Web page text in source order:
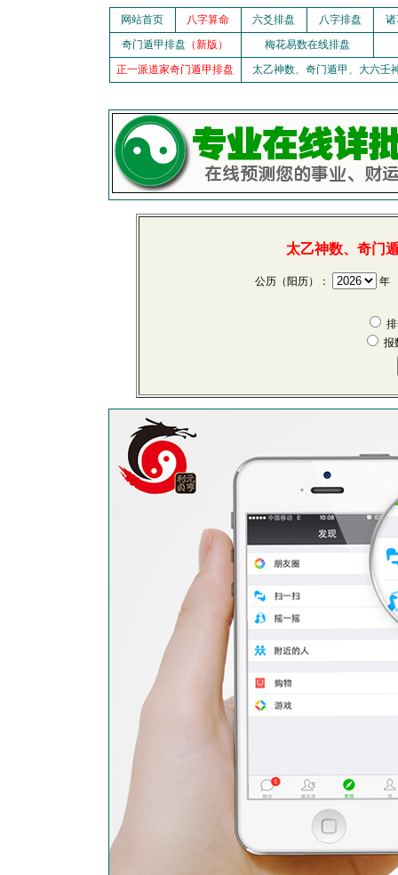
网站首页 八字算命 六爻排盘 八字排盘
诸
奇门遁甲排盘 （新版）
梅花易数在线排盘
正一派道家奇门遁甲排盘
太乙神数、奇门遁甲、大六壬
太乙神数、奇门
公历（阳历）：
报